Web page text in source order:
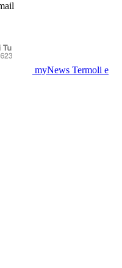
myNews Termoli e